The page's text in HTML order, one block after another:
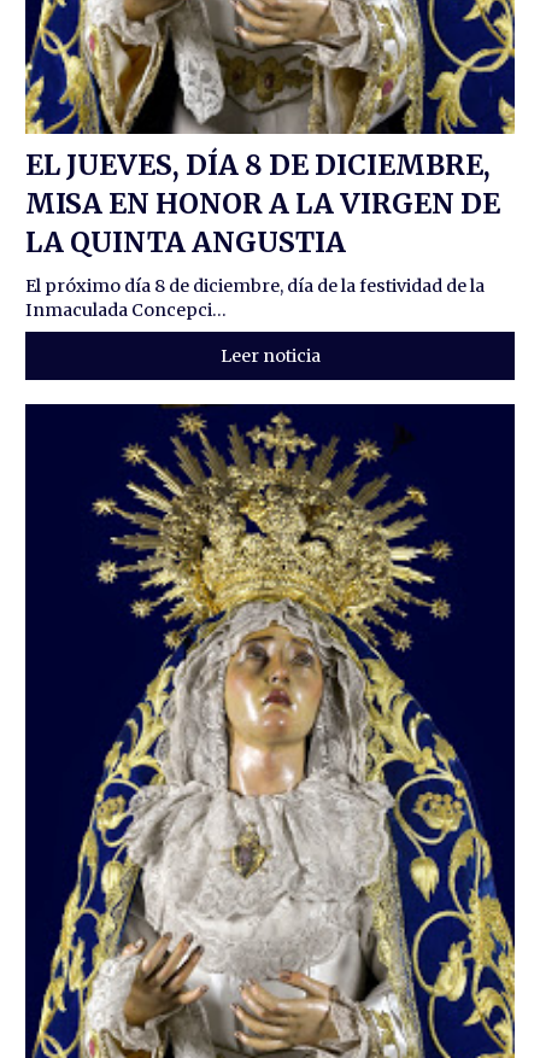
EL JUEVES, DÍA 8 DE DICIEMBRE,
MISA EN HONOR A LA VIRGEN DE
LA QUINTA ANGUSTIA
El próximo día 8 de diciembre, día de la festividad de la
Inmaculada Concepci...
Leer noticia